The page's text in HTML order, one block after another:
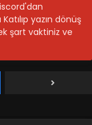
yazın dönüş
şart vaktiniz ve